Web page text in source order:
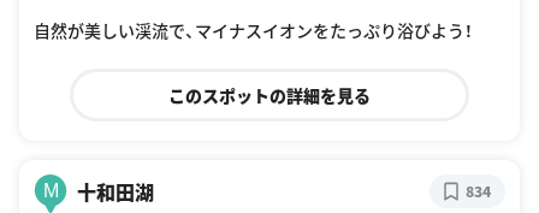
自然が美しい渓流で、マイナスイオンをたっぷり浴びよう！
このスポットの詳細を見る
M 十和田湖 834